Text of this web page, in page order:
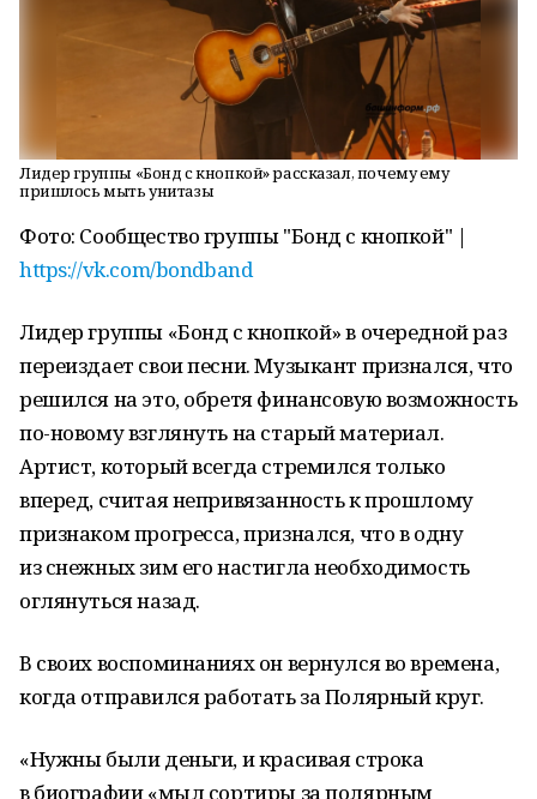
Лидер группы «Бонд с кнопкой» рассказал, почему ему
пришлось мыть унитазы
Фото: Сообщество группы "Бонд с кнопкой" |
https://vk.com/bondband
Лидер группы «Бонд с кнопкой» в очередной раз
переиздает свои песни. Музыкант признался, что
решился на это, обретя финансовую возможность
по-новому взглянуть на старый материал.
Артист, который всегда стремился только
вперед, считая непривязанность к прошлому
признаком прогресса, признался, что в одну
из снежных зим его настигла необходимость
оглянуться назад.
В своих воспоминаниях он вернулся во времена,
когда отправился работать за Полярный круг.
«Нужны были деньги, и красивая строка
в биографии «мыл сортиры за полярным